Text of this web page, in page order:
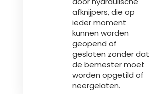
afknijpers, die op
ieder moment
kunnen worden
geopend of
gesloten zonder dat
de bemester moet
worden opgetild of
neergelaten.